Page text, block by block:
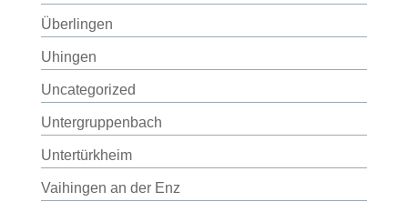
Überlingen
Uhingen
Uncategorized
Untergruppenbach
Untertürkheim
Vaihingen an der Enz